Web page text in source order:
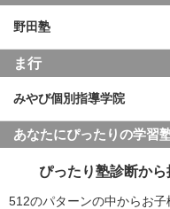
野田塾
ま行
みやび個別指導学院
あなたにぴったりの学習
ぴったり塾診断から
512のパターンの中からお子